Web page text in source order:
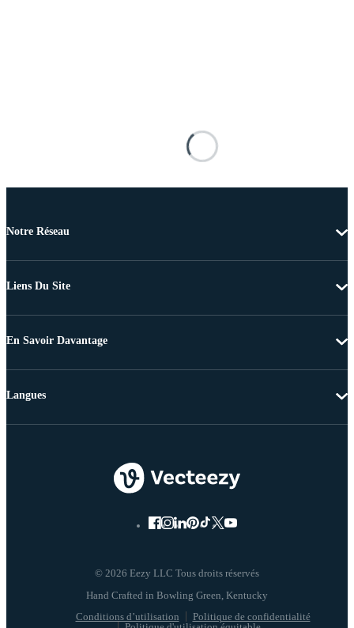
Notre Réseau
Liens Du Site
En Savoir Davantage
© 2026 Eezy LLC Tous droits réservés
Conditions d’utilisation
Politique de confidentialité
Langues